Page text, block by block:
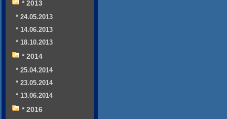
* 2013
* 24.05.2013
* 14.06.2013
* 18.10.2013
* 2014
* 25.04.2014
* 23.05.2014
* 13.06.2014
* 2016